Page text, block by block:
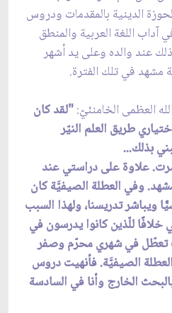
الدينية بالمقدمات ودروس
اللغة العربية والمنطق
عند والده وعلى يد أشهر
مشهد في تلك الفترة.
العظمى الخامنئيّ:"لقد كان
طريق العلم النيّر
بذلك...
علاوة على دراستي عند
وفي العطلة الصيفيَّة كان
ويباشر تدريسنا، ولهذا السبب
للّذين كانوا يدرسون في
تعطّل في شهري محرّم وصفر
الصيفيَّة. فأنهيت دروس
الخارج وأنا في السادسة